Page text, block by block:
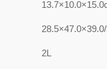
13.7×10.0×
28.5×47.0×
2L